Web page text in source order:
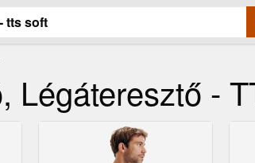
Légáteresztő -